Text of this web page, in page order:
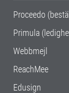
Proceedo
Primula
Webbmejl
ReachMee
Edusign